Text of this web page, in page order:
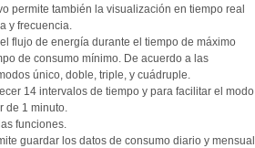
permite también la visualización en tiempo real
y frecuencia.
flujo de energía durante el tiempo de máximo
de consumo mínimo. De acuerdo a las
único, doble, triple, y cuádruple.
14 intervalos de tiempo y para facilitar el modo
de 1 minuto.
funciones.
guardar los datos de consumo diario y mensual